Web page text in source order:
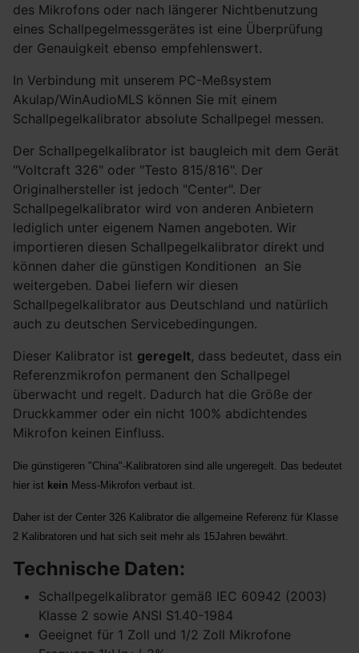
des Mikrofons oder nach längerer Nichtbenutzung
eines Schallpegelmessgerätes ist eine Überprüfung
der Genauigkeit ebenso empfehlenswert.
In Verbindung mit unserem PC-Meßsystem
Akulap/WinAudioMLS können Sie mit einem
Schallpegelkalibrator absolute Schallpegel messen.
Der Schallpegelkalibrator ist baugleich mit dem Gerät
"Voltcraft 326" oder "Testo 815/816". Der
Originalhersteller ist jedoch "Center". Der
Schallpegelkalibrator wird von anderen Anbietern
lediglich unter eigenem Namen angeboten. Wir
importieren diesen Schallpegelkalibrator direkt und
können daher die günstigen Konditionen an Sie
weitergeben. Dabei liefern wir diesen
Schallpegelkalibrator aus Deutschland und natürlich
auch zu deutschen Servicebedingungen.
Dieser Kalibrator ist geregelt, dass bedeutet, dass ein
Referenzmikrofon permanent den Schallpegel
überwacht und regelt. Dadurch hat die Größe der
Druckkammer oder ein nicht 100% abdichtendes
Mikrofon keinen Einfluss.
Die günstigeren "China"-Kalibratoren sind alle ungeregelt. Das bedeutet
hier ist kein Mess-Mikrofon verbaut ist.
Daher ist der Center 326 Kalibrator die allgemeine Referenz für Klasse
2 Kalibratoren und hat sich seit mehr als 15Jahren bewährt.
Technische Daten:
Schallpegelkalibrator gemäß IEC 60942 (2003)
Klasse 2 sowie ANSI S1.40-1984
Geeignet für 1 Zoll und 1/2 Zoll Mikrofone